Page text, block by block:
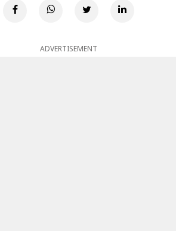
ADVERTISEMENT